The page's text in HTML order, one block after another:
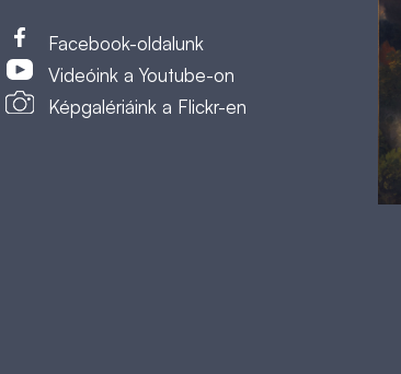
Facebook-oldalunk
Videóink a Youtube-on
Képgalériáink a Flickr-en